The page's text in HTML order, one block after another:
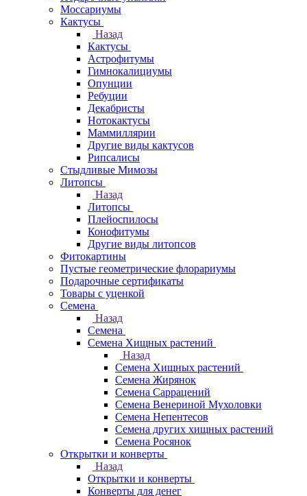
Моссариумы
Кактусы
Назад
Кактусы
Астрофитумы
Гимнокалициумы
Опунции
Ребуции
Декабристы
Нотокактусы
Маммиллярии
Другие виды кактусов
Рипсалисы
Стыдливые Мимозы
Литопсы
Назад
Литопсы
Плейоспилосы
Конофитумы
Другие виды литопсов
Фитокартины
Пустые геометрические флорариумы
Подарочные сертификаты
Товары с уценкой
Семена
Назад
Семена
Семена Хищных растений
Назад
Семена Хищных растений
Семена Жирянок
Семена Саррацений
Семена Венериной Мухоловки
Семена Непентесов
Семена других хищных растений
Семена Росянок
Открытки и конверты
Назад
Открытки и конверты
Конверты для денег